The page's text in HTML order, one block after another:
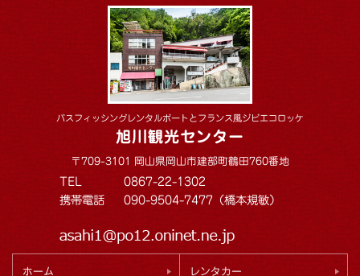
バスフィッシングレンタルボートとフランス風ジビエコロッケ
旭川観光センター
〒709-3101 岡山県岡山市建部町鶴田760番地
TEL
0867-22-1302
携帯電話
090-9504-7477（橋本規敏）
ホーム レンタカー